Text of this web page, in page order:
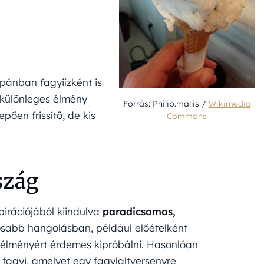
Forrás: Philip.mallis / Wikimedia
Commons
fagyiízként is
élmény
frissítő, de kis
kiindulva paradicsomos,
hangolásban, például előételként
érdemes kipróbálni. Hasonlóan
amelyet egy fagylaltversenyre